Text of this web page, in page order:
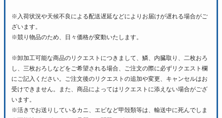
※入荷状況や天候不良による配送遅延などによりお届けが遅れる場合がご
ざいます。
※競り物品のため、日々価格が変動いたします。
※卸加工可能な商品のリクエストにつきまして、鱗、内臓取り、二枚おろ
し、三枚おろしなどをご希望される場合、ご注文の際に必ずリクエスト欄
にご記入ください。ご注文後のリクエストの追加や変更、キャンセルはお
受けできません。また、商品によってはリクエストに添えない場合がござ
います。
※活きでお送りしているカニ、エビなど甲殻類等は、輸送中に死んでしま